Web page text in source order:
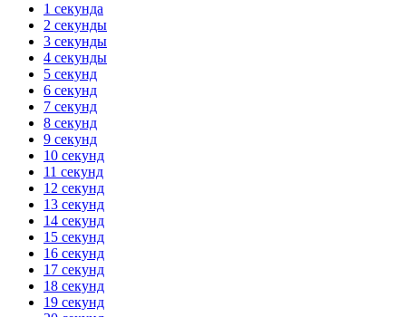
1 секунда
2 секунды
3 секунды
4 секунды
5 секунд
6 секунд
7 секунд
8 секунд
9 секунд
10 секунд
11 секунд
12 секунд
13 секунд
14 секунд
15 секунд
16 секунд
17 секунд
18 секунд
19 секунд